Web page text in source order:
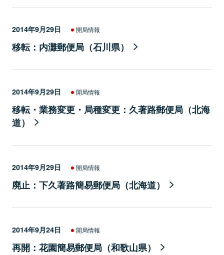
2014年9月29日 開局情報
移転：内灘郵便局（石川県）
2014年9月29日 開局情報
移転・業務変更・局種変更：久著路郵便局（北海
道）
2014年9月29日 開局情報
廃止：下久著路簡易郵便局（北海道）
2014年9月24日 開局情報
再開：花園簡易郵便局（和歌山県）